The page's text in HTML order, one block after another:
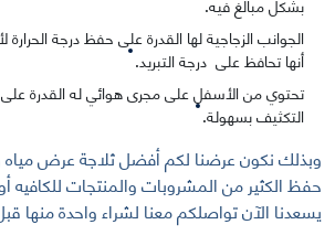
الجوانب الزجاجية لها القدرة على حفظ درجة
أنها تحافظ على درجة التبريد.
تحتوي من الأسفل على مجرى هوائي له القدرة
التكثيف بسهولة.
وبذلك نكون عرضنا لكم أفضل ثلاجة عرض مياه
حفظ الكثير من المشروبات والمنتجات للكافيه
يسعدنا الآن تواصلكم معنا لشراء واحدة منها